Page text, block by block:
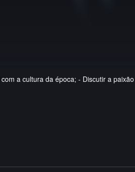
a cultura da época; - Discutir a